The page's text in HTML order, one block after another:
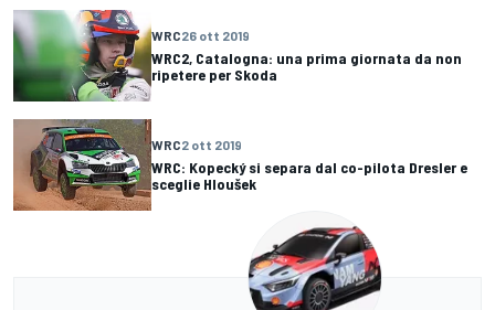
WRC26 ott 2019
WRC2, Catalogna: una prima giornata da non
ripetere per Skoda
WRC2 ott 2019
WRC: Kopecký si separa dal co-pilota Dresler e
sceglie Hloušek